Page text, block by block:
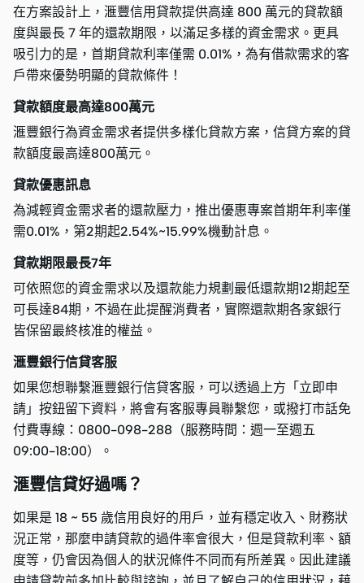
在方案設計上，滙豐信用貸款提供高達 800 萬元的貸款額
度與最長 7 年的還款期限，以滿足多樣的資金需求。更具
吸引力的是，首期貸款利率僅需 0.01%，為有借款需求的客
戶帶來優勢明顯的貸款條件！
貸款額度最高達800萬元
滙豐銀行為資金需求者提供多樣化貸款方案，信貸方案的貸
款額度最高達800萬元。
貸款優惠訊息
為減輕資金需求者的還款壓力，推出優惠專案首期年利率僅
需0.01%，第2期起2.54%~15.99%機動計息。
貸款期限最長7年
可依照您的資金需求以及還款能力規劃最低還款期12期起至
可長達84期，不過在此提醒消費者，實際還款期各家銀行
皆保留最終核准的權益。
滙豐銀行信貸客服
如果您想聯繫滙豐銀行信貸客服，可以透過上方「立即申
請」按鈕留下資料，將會有客服專員聯繫您，或撥打市話免
付費專線：0800-098-288（服務時間：週一至週五
09:00-18:00）。
滙豐信貸好過嗎？
如果是 18 ~ 55 歲信用良好的用戶，並有穩定收入、財務狀
況正常，那麼申請貸款的過件率會很大，但是貸款利率、額
度等，仍會因為個人的狀況條件不同而有所差異。因此建議